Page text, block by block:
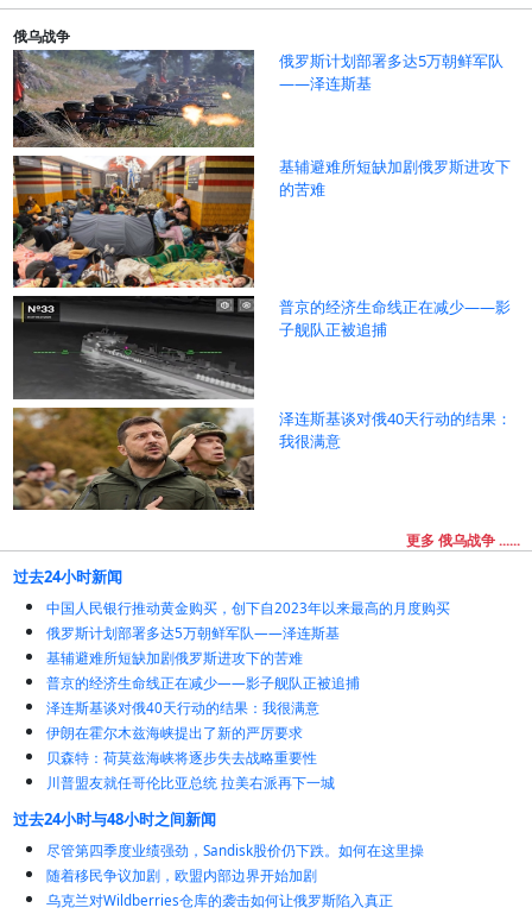
俄乌战争
俄罗斯计划部署多达5万朝鲜军队
——泽连斯基
基辅避难所短缺加剧俄罗斯进攻下
的苦难
普京的经济生命线正在减少——影
子舰队正被追捕
泽连斯基谈对俄40天行动的结果：
我很满意
更多 俄乌战争 ......
过去24小时新闻
中国人民银行推动黄金购买，创下自2023年以来最高的月度购买
俄罗斯计划部署多达5万朝鲜军队——泽连斯基
基辅避难所短缺加剧俄罗斯进攻下的苦难
普京的经济生命线正在减少——影子舰队正被追捕
泽连斯基谈对俄40天行动的结果：我很满意
伊朗在霍尔木兹海峡提出了新的严厉要求
贝森特：荷莫兹海峡将逐步失去战略重要性
川普盟友就任哥伦比亚总统 拉美右派再下一城
过去24小时与48小时之间新闻
尽管第四季度业绩强劲，Sandisk股价仍下跌。如何在这里操
随着移民争议加剧，欧盟内部边界开始加剧
乌克兰对Wildberries仓库的袭击如何让俄罗斯陷入真正